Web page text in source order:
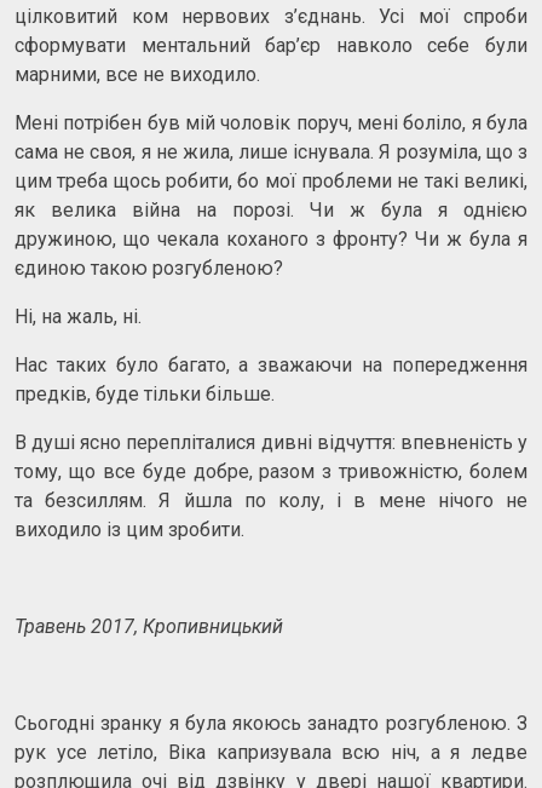
цілковитий ком нервових з’єднань. Усі мої спроби
сформувати ментальний бар’єр навколо себе були
марними, все не виходило.
Мені потрібен був мій чоловік поруч, мені боліло, я була
сама не своя, я не жила, лише існувала. Я розуміла, що з
цим треба щось робити, бо мої проблеми не такі великі,
як велика війна на порозі. Чи ж була я однією
дружиною, що чекала коханого з фронту? Чи ж була я
єдиною такою розгубленою?
Ні, на жаль, ні.
Нас таких було багато, а зважаючи на попередження
предків, буде тільки більше.
В душі ясно перепліталися дивні відчуття: впевненість у
тому, що все буде добре, разом з тривожністю, болем
та безсиллям. Я йшла по колу, і в мене нічого не
виходило із цим зробити.
Травень 2017, Кропивницький
Сьогодні зранку я була якоюсь занадто розгубленою. З
рук усе летіло, Віка капризувала всю ніч, а я ледве
розплющила очі від дзвінку у двері нашої квартири.